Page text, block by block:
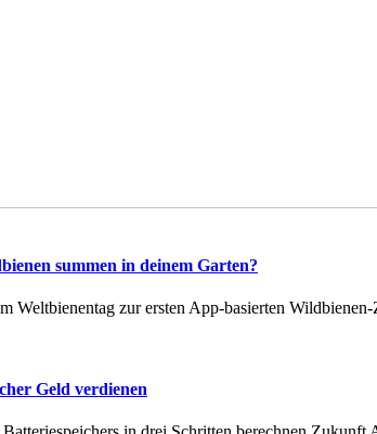
summen in deinem Garten?
Weltbienentag zur ersten App-basierten
Geld verdienen